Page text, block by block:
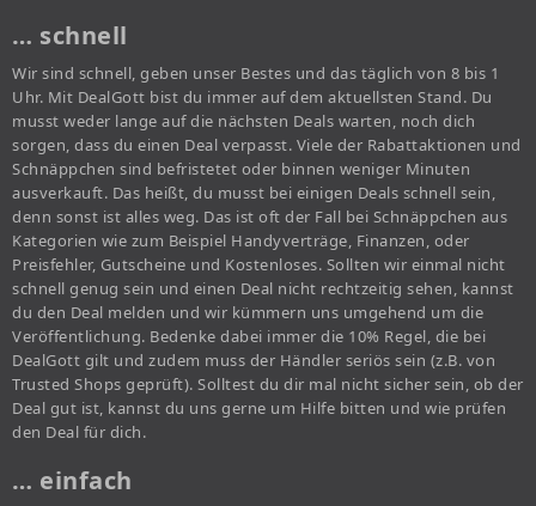
… schnell
Wir sind schnell, geben unser Bestes und das täglich von 8 bis 1
Uhr. Mit DealGott bist du immer auf dem aktuellsten Stand. Du
musst weder lange auf die nächsten Deals warten, noch dich
sorgen, dass du einen Deal verpasst. Viele der Rabattaktionen und
Schnäppchen sind befristetet oder binnen weniger Minuten
ausverkauft. Das heißt, du musst bei einigen Deals schnell sein,
denn sonst ist alles weg. Das ist oft der Fall bei Schnäppchen aus
Kategorien wie zum Beispiel Handyverträge, Finanzen, oder
Preisfehler, Gutscheine und Kostenloses. Sollten wir einmal nicht
schnell genug sein und einen Deal nicht rechtzeitig sehen, kannst
du den Deal melden und wir kümmern uns umgehend um die
Veröffentlichung. Bedenke dabei immer die 10% Regel, die bei
DealGott gilt und zudem muss der Händler seriös sein (z.B. von
Trusted Shops geprüft). Solltest du dir mal nicht sicher sein, ob der
Deal gut ist, kannst du uns gerne um Hilfe bitten und wie prüfen
den Deal für dich.
… einfach